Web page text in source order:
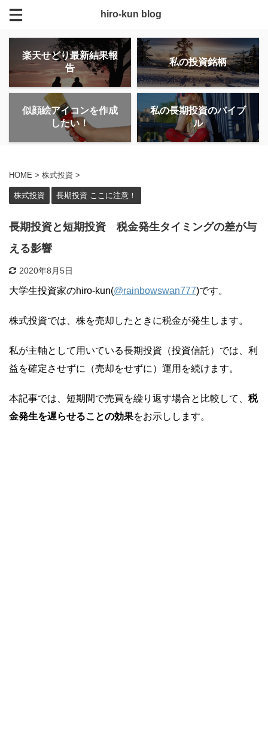
hiro-kun blog
楽天せどり最新結果報
告
私の投資銘柄
似顔絵アイコンを作成
したい！
私の長期投資のバイブ
ル
HOME > 株式投資 >
株式投資 長期投資 ここに注意！
長期投資と短期投資 税金発生タイミングの差が与
える影響
2020年8月5日
大学生投資家のhiro-kun(@rainbowswan777)です。
株式投資では、株を売却したときに税金が発生します。
私が主軸として用いている長期投資（投資信託）では、利
益を確定させずに（売却をせずに）運用を続けます。
本記事では、短期間で売買を繰り返す場合と比較して、 税
金発生を遅らせることの効果をお示しします。